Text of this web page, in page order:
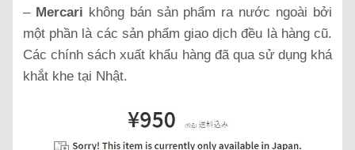
–Mercari không bán sản phẩm ra nước ngoài bởi
một phần là các sản phẩm giao dịch đều là hàng cũ.
Các chính sách xuất khẩu hàng đã qua sử dụng khá
khắt khe tại Nhật.